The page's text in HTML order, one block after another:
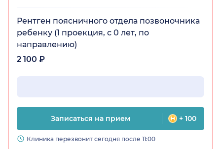
Рентген поясничного отдела позвоночника
ребенку (1 проекция, с 0 лет, по
направлению)
2 100 ₽
Записаться на прием + 100
Клиника перезвонит сегодня после 11:00